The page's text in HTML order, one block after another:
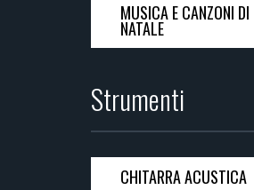
MUSICA E CANZONI DI
NATALE
Strumenti
CHITARRA ACUSTICA